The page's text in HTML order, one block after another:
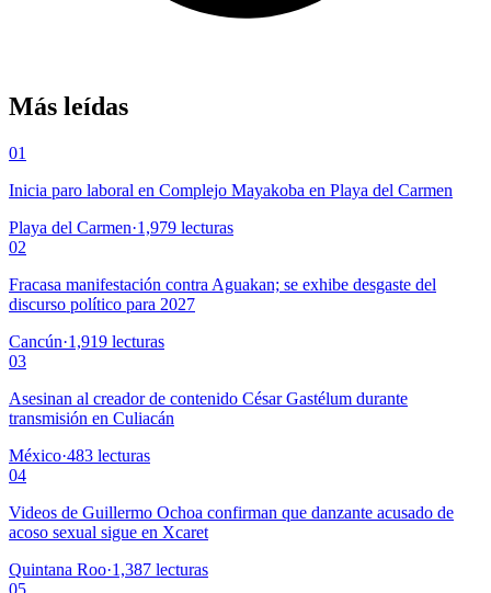
Más leídas
01
Inicia paro laboral en Complejo Mayakoba en Playa del Carmen
Playa del Carmen·1,979 lecturas
02
Fracasa manifestación contra Aguakan; se exhibe desgaste del
discurso político para 2027
Cancún·1,919 lecturas
03
Asesinan al creador de contenido César Gastélum durante
transmisión en Culiacán
México·483 lecturas
04
Videos de Guillermo Ochoa confirman que danzante acusado de
acoso sexual sigue en Xcaret
Quintana Roo·1,387 lecturas
05